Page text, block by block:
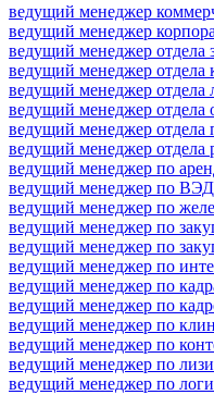
ведущий менеджер
ведущий менеджер
ведущий менеджер отдела
ведущий менеджер отдела
ведущий менеджер отдела
ведущий менеджер отдела
ведущий менеджер отдела
ведущий менеджер отдела
ведущий менеджер по
ведущий менеджер по ВЭД
ведущий менеджер по
ведущий менеджер по
ведущий менеджер по
ведущий менеджер по
ведущий менеджер по
ведущий менеджер по
ведущий менеджер по
ведущий менеджер по
ведущий менеджер по
ведущий менеджер по